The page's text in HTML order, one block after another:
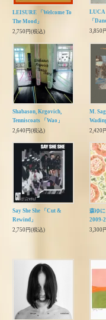
LEISURE 「Welcome To
The Mood」
2,750円(税込)
LUCA
「
3,850
Shabason, Krgovich,
Tenniscoats 「Wao」
2,640円(税込)
M.
2,420
Say She She 「Cut &
Rewind」
2,750円(税込)
森ゆ
2009-
3,300